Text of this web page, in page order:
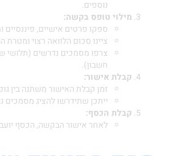
מילוי טופס בקשה:
ספקו פרטים אישיים, פיננסיים
ציינו סכום הלוואה רצוי ומטרת ההלוואה.
צרפו מסמכים נדרשים (תלושי שכר,
קבלת אישור:
זמן קבלת האישור משתנה בין גופים מלווים.
ייתכן שתידרשו להציג מסמכים נוספים.
קבלת הכסף:
לאחר אישור הבקשה, הכסף יועבר